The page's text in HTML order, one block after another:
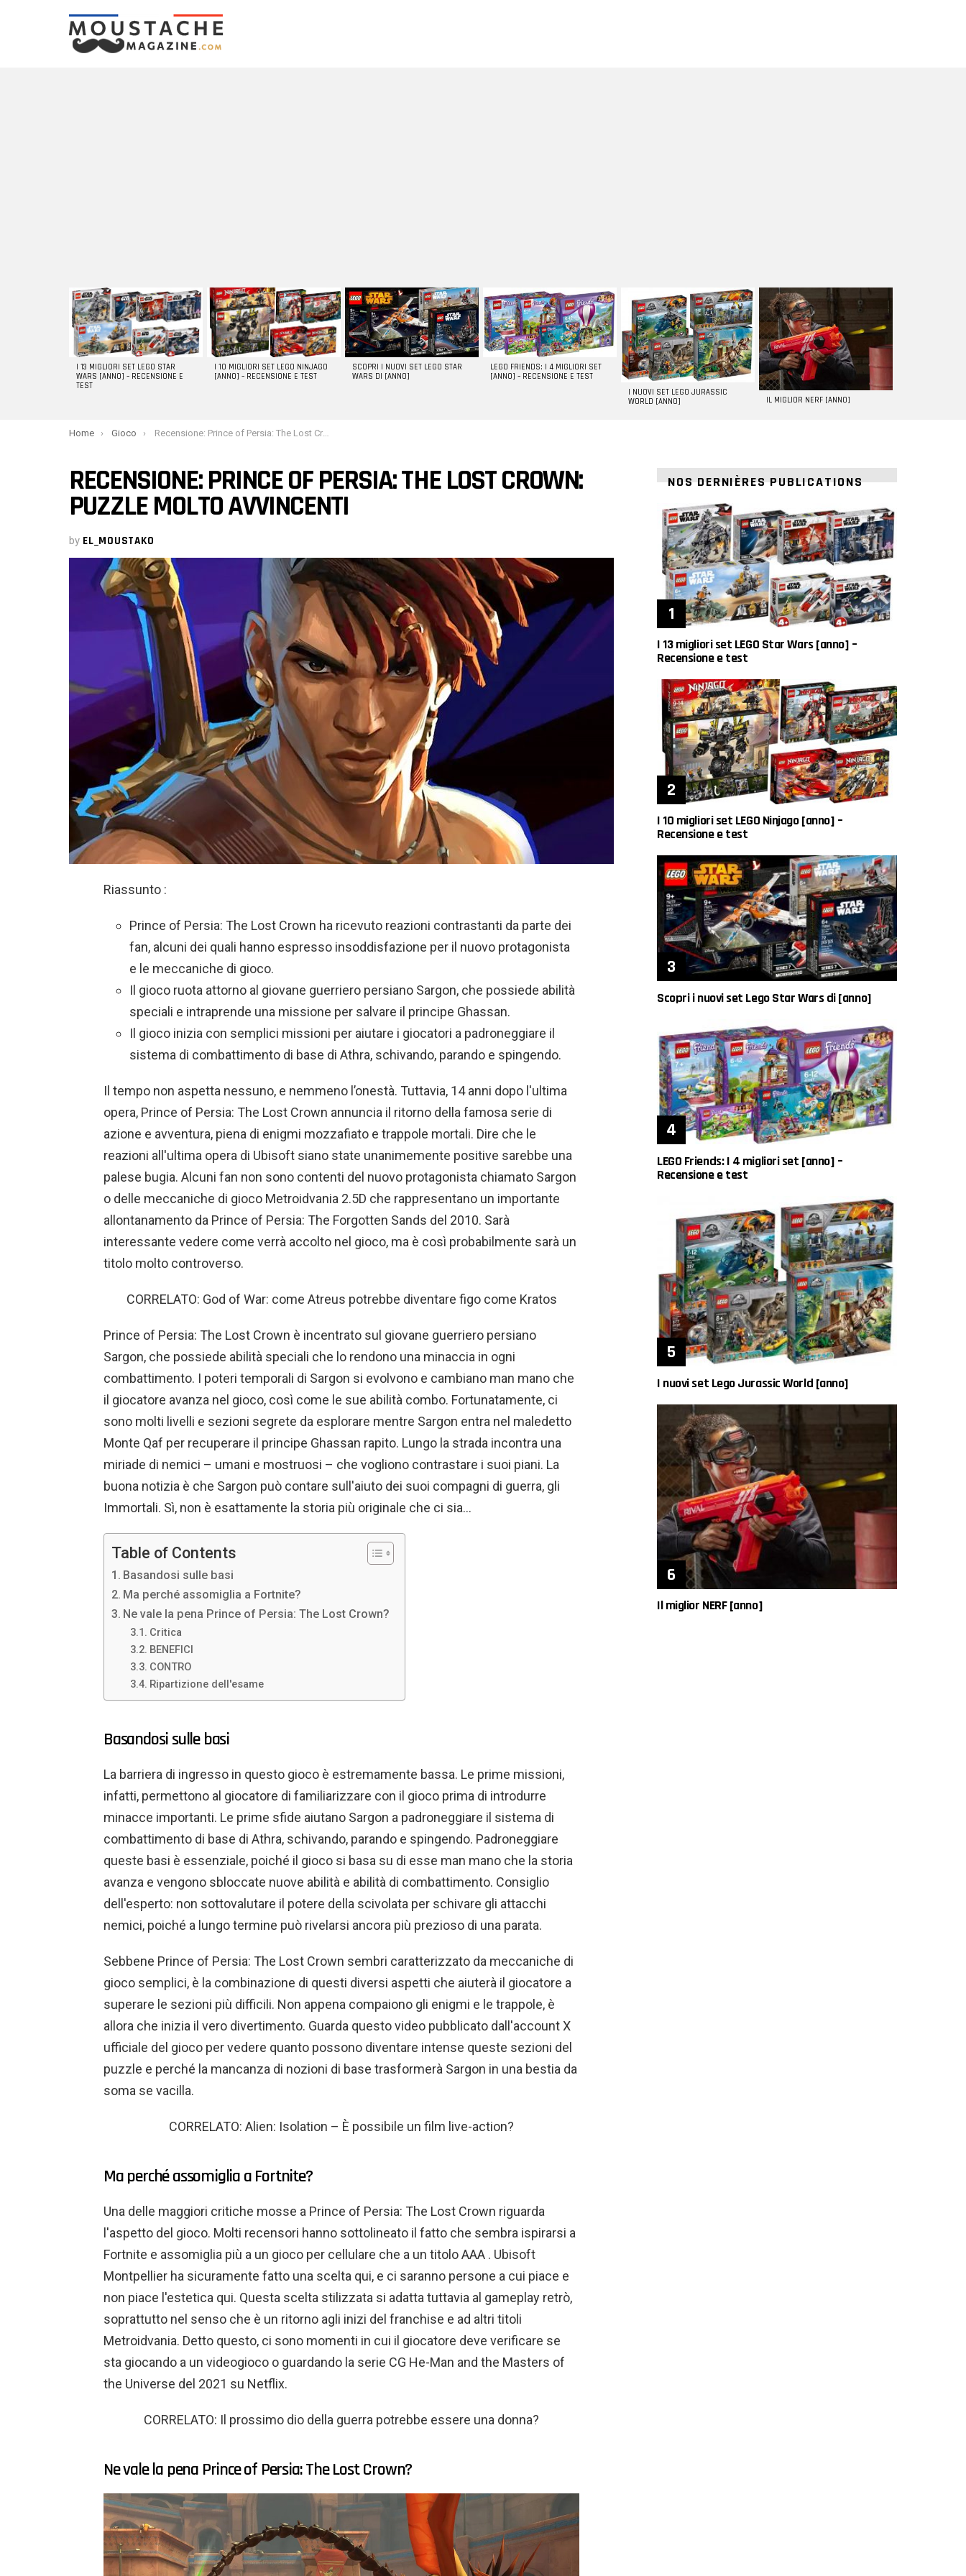
LATEST
STORIES
I 13 MIGLIORI SET LEGO STAR
WARS [ANNO] – RECENSIONE E
TEST
I 10 MIGLIORI SET LEGO NINJAGO
[ANNO] – RECENSIONE E TEST
SCOPRI I NUOVI SET LEGO STAR
WARS DI [ANNO]
LEGO FRIENDS: I 4 MIGLIORI SET
[ANNO] – RECENSIONE E TEST
I NUOVI SET LEGO JURASSIC
WORLD [ANNO]
IL MIGLIOR NERF [ANNO]
You are here:
Home Gioco Recensione: Prince of Persia: The Lost Crown: puzzle molto avvincenti
RECENSIONE: PRINCE OF PERSIA: THE LOST CROWN:
PUZZLE MOLTO AVVINCENTI
by EL_MOUSTAKO
Riassunto :
Prince of Persia: The Lost Crown ha ricevuto reazioni contrastanti da parte dei
fan, alcuni dei quali hanno espresso insoddisfazione per il nuovo protagonista
e le meccaniche di gioco.
Il gioco ruota attorno al giovane guerriero persiano Sargon, che possiede abilità
speciali e intraprende una missione per salvare il principe Ghassan.
Il gioco inizia con semplici missioni per aiutare i giocatori a padroneggiare il
sistema di combattimento di base di Athra, schivando, parando e spingendo.
Il tempo non aspetta nessuno, e nemmeno l’onestà. Tuttavia, 14 anni dopo l'ultima
opera, Prince of Persia: The Lost Crown annuncia il ritorno della famosa serie di
azione e avventura, piena di enigmi mozzafiato e trappole mortali. Dire che le
reazioni all'ultima opera di Ubisoft siano state unanimemente positive sarebbe una
palese bugia. Alcuni fan non sono contenti del nuovo protagonista chiamato Sargon
o delle meccaniche di gioco Metroidvania 2.5D che rappresentano un importante
allontanamento da Prince of Persia: The Forgotten Sands del 2010. Sarà
interessante vedere come verrà accolto nel gioco, ma è così probabilmente sarà un
titolo molto controverso.
CORRELATO: God of War: come Atreus potrebbe diventare figo come Kratos
Prince of Persia: The Lost Crown è incentrato sul giovane guerriero persiano
Sargon, che possiede abilità speciali che lo rendono una minaccia in ogni
combattimento. I poteri temporali di Sargon si evolvono e cambiano man mano che
il giocatore avanza nel gioco, così come le sue abilità combo. Fortunatamente, ci
sono molti livelli e sezioni segrete da esplorare mentre Sargon entra nel maledetto
Monte Qaf per recuperare il principe Ghassan rapito. Lungo la strada incontra una
miriade di nemici – umani e mostruosi – che vogliono contrastare i suoi piani. La
buona notizia è che Sargon può contare sull'aiuto dei suoi compagni di guerra, gli
Immortali. Sì, non è esattamente la storia più originale che ci sia…
Table of Contents
Basandosi sulle basi
Ma perché assomiglia a Fortnite?
Ne vale la pena Prince of Persia: The Lost Crown?
Critica
BENEFICI
CONTRO
Ripartizione dell'esame
Basandosi sulle basi
La barriera di ingresso in questo gioco è estremamente bassa. Le prime missioni,
infatti, permettono al giocatore di familiarizzare con il gioco prima di introdurre
minacce importanti. Le prime sfide aiutano Sargon a padroneggiare il sistema di
combattimento di base di Athra, schivando, parando e spingendo. Padroneggiare
queste basi è essenziale, poiché il gioco si basa su di esse man mano che la storia
avanza e vengono sbloccate nuove abilità e abilità di combattimento. Consiglio
dell'esperto: non sottovalutare il potere della scivolata per schivare gli attacchi
nemici, poiché a lungo termine può rivelarsi ancora più prezioso di una parata.
Sebbene Prince of Persia: The Lost Crown sembri caratterizzato da meccaniche di
gioco semplici, è la combinazione di questi diversi aspetti che aiuterà il giocatore a
superare le sezioni più difficili. Non appena compaiono gli enigmi e le trappole, è
allora che inizia il vero divertimento. Guarda questo video pubblicato dall'account X
ufficiale del gioco per vedere quanto possono diventare intense queste sezioni del
puzzle e perché la mancanza di nozioni di base trasformerà Sargon in una bestia da
soma se vacilla.
CORRELATO: Alien: Isolation – È possibile un film live-action?
Ma perché assomiglia a Fortnite?
Una delle maggiori critiche mosse a Prince of Persia: The Lost Crown riguarda
l'aspetto del gioco. Molti recensori hanno sottolineato il fatto che sembra ispirarsi a
Fortnite e assomiglia più a un gioco per cellulare che a un titolo AAA . Ubisoft
Montpellier ha sicuramente fatto una scelta qui, e ci saranno persone a cui piace e
non piace l'estetica qui. Questa scelta stilizzata si adatta tuttavia al gameplay retrò,
soprattutto nel senso che è un ritorno agli inizi del franchise e ad altri titoli
Metroidvania. Detto questo, ci sono momenti in cui il giocatore deve verificare se
sta giocando a un videogioco o guardando la serie CG He-Man and the Masters of
the Universe del 2021 su Netflix.
CORRELATO: Il prossimo dio della guerra potrebbe essere una donna?
Ne vale la pena Prince of Persia: The Lost Crown?
NOS DERNIÈRES PUBLICATIONS
I 13 migliori set LEGO Star Wars [anno] –
Recensione e test
I 10 migliori set LEGO Ninjago [anno] –
Recensione e test
Scopri i nuovi set Lego Star Wars di [anno]
LEGO Friends: I 4 migliori set [anno] –
Recensione e test
I nuovi set Lego Jurassic World [anno]
Il miglior NERF [anno]